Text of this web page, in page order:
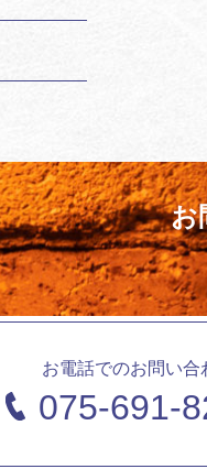
お
お電話でのお問い合
075-691-